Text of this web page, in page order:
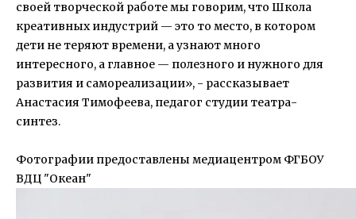
своей творческой работе мы говорим, что Школа
креативных индустрий — это то место, в котором
дети не теряют времени, а узнают много
интересного, а главное — полезного и нужного для
развития и самореализации», - рассказывает
Анастасия Тимофеева, педагог студии театра-
синтез.
Фотографии предоставлены медиацентром ФГБОУ
ВДЦ "Океан"